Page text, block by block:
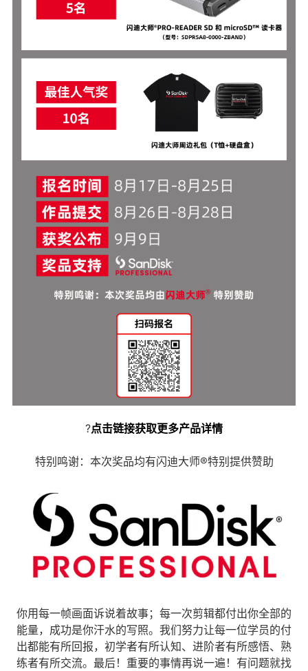
?点击链接获取更多产品详情
特别鸣谢：本次奖品均有闪迪大师®特别提供赞助
你用每一帧画面诉说着故事；每一次剪辑都付出你全部的
能量，成功是你汗水的写照。我们努力让每一位学员的付
出都能有所回报，初学者有所认知、进阶者有所感悟、熟
练者有所交流。最后！重要的事情再说一遍！有问题就找